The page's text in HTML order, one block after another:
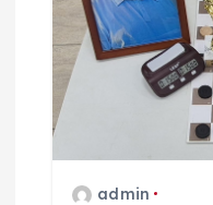
п
о
з
admin